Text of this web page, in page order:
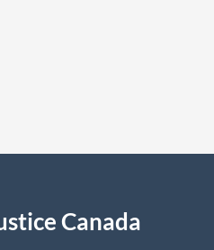
Canada